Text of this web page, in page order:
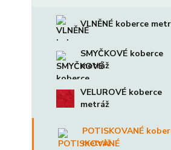
VLNĚNÉ koberce
SMYČKOVÉ koberce
metráž
VELUROVÉ koberce
metráž
POTISKOVANÉ
metráž